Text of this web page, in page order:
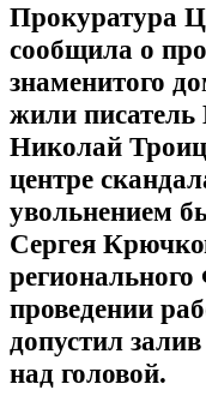
Прокуратура
сообщила о
знаменитого
жили писатель
Николай
центре
увольнением
Сергея
проведении
допустил
над головой.